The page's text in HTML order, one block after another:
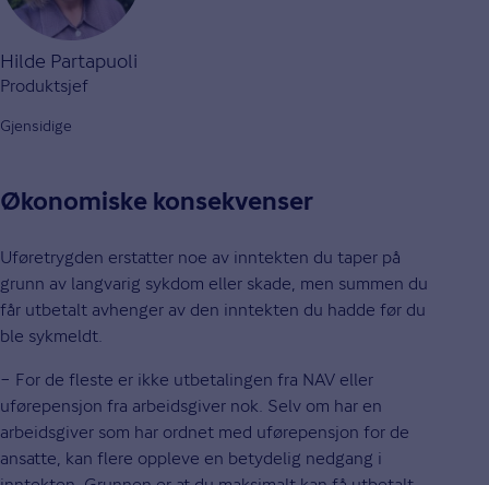
Hilde Partapuoli
Produktsjef
Gjensidige
Økonomiske konsekvenser
Uføretrygden erstatter noe av inntekten du taper på
grunn av langvarig sykdom eller skade, men summen du
får utbetalt avhenger av den inntekten du hadde før du
ble sykmeldt.
− For de fleste er ikke utbetalingen fra NAV eller
uførepensjon fra arbeidsgiver nok. Selv om har en
arbeidsgiver som har ordnet med uførepensjon for de
ansatte, kan flere oppleve en betydelig nedgang i